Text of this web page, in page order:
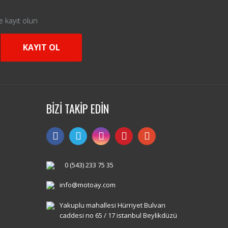
kayıt olun
KAYIT OL
BİZİ TAKİP EDİN
0 (543) 233 75 35
info@motoay.com
Yakuplu mahallesi Hürriyet Bulvarı
caddesi no 65 / 17 istanbul Beylikdüzü